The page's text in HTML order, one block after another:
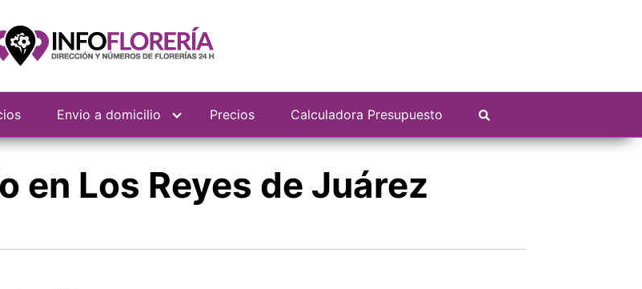
Envio a domicilio Precios Calculadora Presupuesto
en Los Reyes de Juárez